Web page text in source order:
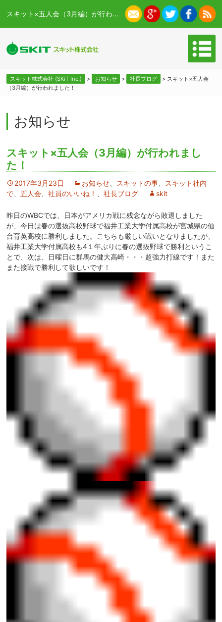
スキット×五人会（3月編）が行われました！ - スキット株式会社 (SKiT Inc.)
スキット株式会社 (SKiT Inc.) > お知らせ > 社長ブログ > スキット×五人会
（3月編）が行われました！
お知らせ
スキット×五人会（3月編）が行われまし
た！
2017年3月23日 お知らせ スキットの事
スキット社内
で 、五人会 、社員のいいね！ 、社長ブログ skit
昨日のWBCでは、日本がアメリカ戦に残念ながら敗退しました
が、今日は春の選抜高校野球で福井工業大学付属高校が宮城県の仙
台育英高校に勝利しました。こちらも厳しい戦いとなりましたが、
福井工業大学付属高校も4１年ぶりに春の選抜野球で勝利というこ
とで、次は、日曜日に群馬の健大高崎・・・超強力打線です！また
また接戦で勝利して欲しいです！